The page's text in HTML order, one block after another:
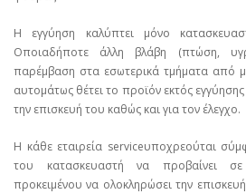
Η εγγύηση καλύπτει μόνο
Οποιαδήποτε άλλη βλάβη (πτώση,
παρέμβαση στα εσωτερικά τμήματα από
αυτομάτως θέτει το προϊόν εκτός
την επισκευή του καθώς και για τον έλεγχο.
Η κάθε εταιρεία serviceυποχρεούται
του κατασκευαστή να προβαίνει σε
προκειμένου να ολοκληρώσει την